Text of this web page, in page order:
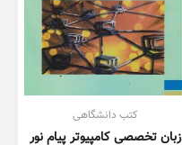
کتب دانشگاهی
زبان تخصصی کامپیوتر پیام نور